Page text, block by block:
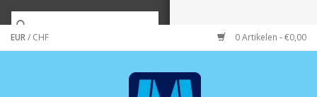
EUR/ CHF 0 Artikelen - €0,00